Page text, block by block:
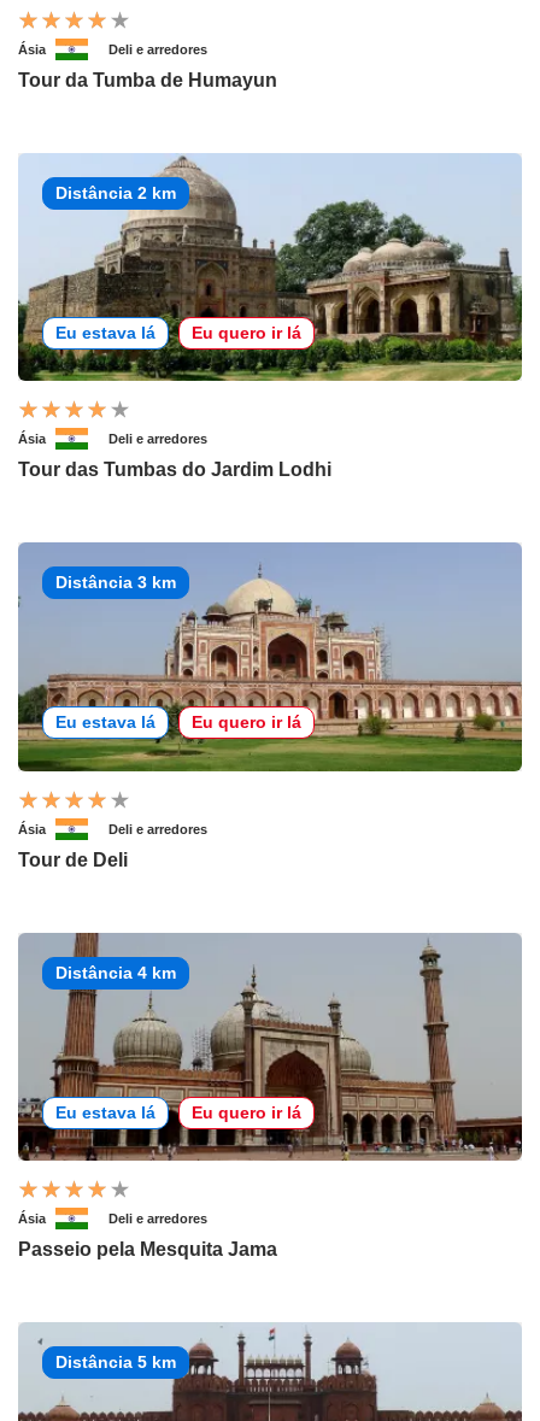
Ásia Deli e arredores
Tour da Tumba de Humayun
Distância 2 km
Eu estava lá Eu quero ir lá
Ásia Deli e arredores
Tour das Tumbas do Jardim Lodhi
Distância 3 km
Eu estava lá Eu quero ir lá
Ásia Deli e arredores
Tour de Deli
Distância 4 km
Eu estava lá Eu quero ir lá
Ásia Deli e arredores
Passeio pela Mesquita Jama
Distância 5 km